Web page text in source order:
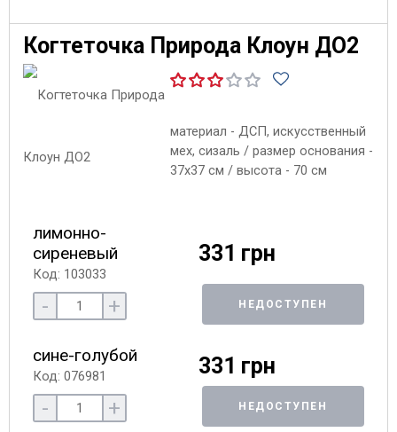
Когтеточка Природа Клоун ДО2
материал - ДСП, искусственный
мех, сизаль / размер основания -
37х37 см / высота - 70 см
лимонно-
сиреневый
Код: 103033
331 грн
- + НЕДОСТУПЕН
сине-голубой
Код: 076981 331 грн
- + НЕДОСТУПЕН